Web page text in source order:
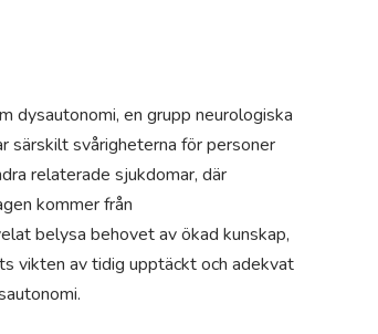
dysautonomi, en grupp neurologiska
särskilt svårigheterna för personer
relaterade sjukdomar, där
kommer från
belysa behovet av ökad kunskap,
vikten av tidig upptäckt och adekvat